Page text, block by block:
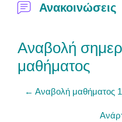
Ανακοινώσεις
Αναβολή
μαθήματος
← Αναβολή μαθήματος